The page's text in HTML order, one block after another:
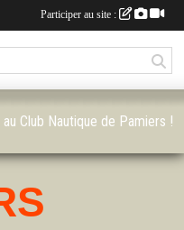
Club Nautique de Pamiers !
Participer au site :